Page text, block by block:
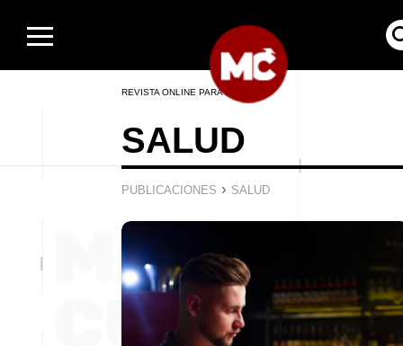
REVISTA ONLINE PARA HOMBRES
SALUD
PUBLICACIONES › SALUD